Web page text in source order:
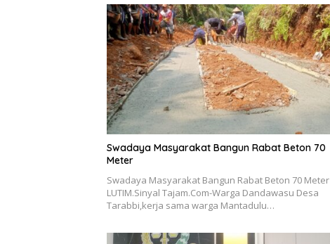
Swadaya Masyarakat Bangun Rabat Beton 70
Meter
Swadaya Masyarakat Bangun Rabat Beton 70 Meter
LUTIM.Sinyal Tajam.Com-Warga Dandawasu Desa
Tarabbi,kerja sama warga Mantadulu…